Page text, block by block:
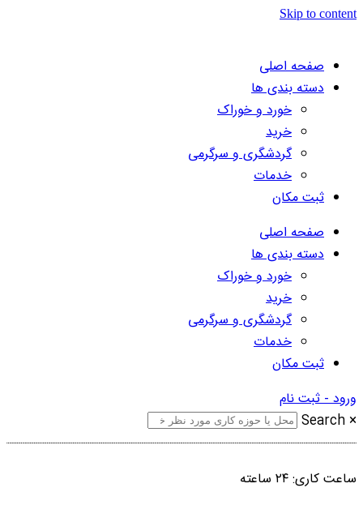
Skip to content
صفحه اصلی
دسته بندی ها
خورد و خوراک
خرید
گردشگری و سرگرمی
خدمات
ثبت مکان
صفحه اصلی
دسته بندی ها
خورد و خوراک
خرید
گردشگری و سرگرمی
خدمات
ثبت مکان
ورود - ثبت نام
×
Search
ساعت کاری: ۲۴ ساعته